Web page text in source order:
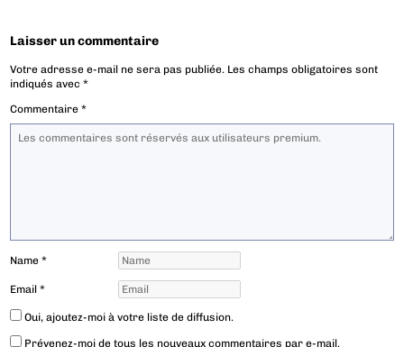
Laisser un commentaire
Votre adresse e-mail ne sera pas publiée. Les champs obligatoires sont
indiqués avec*
Commentaire*
Name*
Email*
Oui, ajoutez-moi à votre liste de diffusion.
Prévenez-moi de tous les nouveaux commentaires par e-mail.